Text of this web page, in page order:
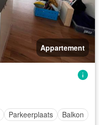
Appartement
Parkeerplaats Balkon